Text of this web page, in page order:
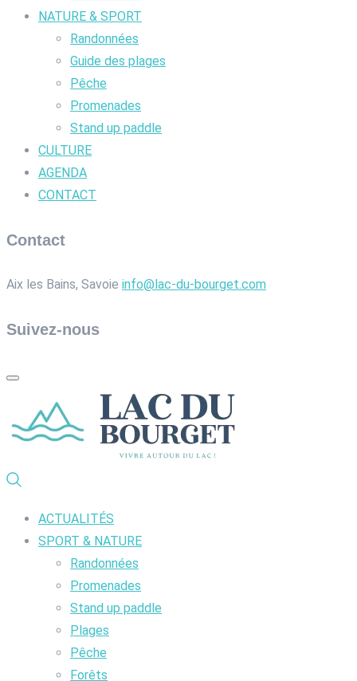
NATURE & SPORT
Randonnées
Guide des plages
Pêche
Promenades
Stand up paddle
CULTURE
AGENDA
CONTACT
Contact
Aix les Bains, Savoie info@lac-du-bourget.com
Suivez-nous
ACTUALITÉS
SPORT & NATURE
Randonnées
Promenades
Stand up paddle
Plages
Pêche
Forêts